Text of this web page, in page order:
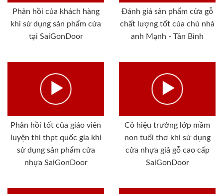
Phản hồi của khách hàng
khi sử dụng sản phẩm cửa
tại SaiGonDoor
Đánh giá sản phẩm cửa gỗ
chất lượng tốt của chủ nhà
anh Mạnh - Tân Bình
Phản hồi tốt của giáo viên
luyện thi thpt quốc gia khi
sử dụng sản phẩm cửa
nhựa SaiGonDoor
Cô hiệu trưởng lớp mầm
non tuổi thơ khi sử dụng
cửa nhựa giả gỗ cao cấp
SaiGonDoor